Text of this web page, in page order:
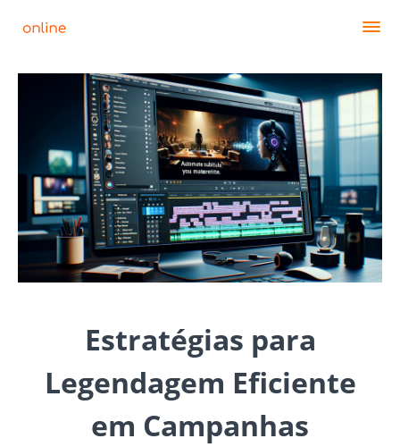
Estratégias para
Legendagem Eficiente
em Campanhas